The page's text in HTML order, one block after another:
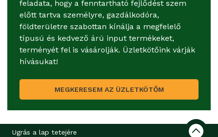
feladata, hogy a fenntartható fejlődést szem
előtt tartva személyre, gazdálkodóra,
földterületre szabottan kínálja a megfelelő
típusú és kedvező árú input termékeket,
terményét fel is vásárolják. Üzletkötőink várják
hívásukat!
MEGKERESEM AZ ÜZLETKÖTŐM
Ugrás a lap tetejére